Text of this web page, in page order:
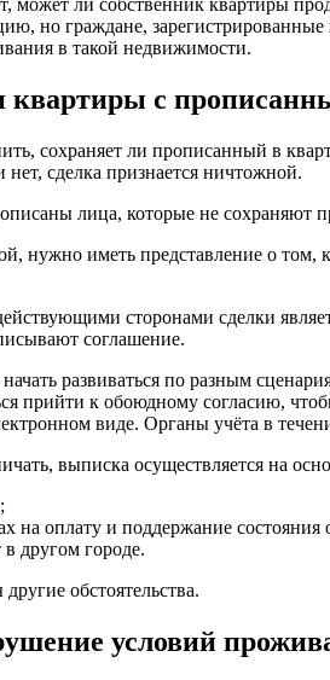
может ли собственник квартиры
но граждане,
в такой недвижимости.
квартиры с
сохраняет ли прописанный в
нет, сделка признается ничтожной.
лица, которые не сохраняют
нужно иметь представление о том,
сторонами сделки
соглашение.
развиваться по разным
прийти к обоюдному согласию,
виде. Органы учёта в
выписка осуществляется на
на оплату и поддержание
другом городе.
обстоятельства.
условий